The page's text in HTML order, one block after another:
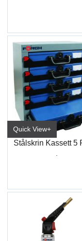
Quick View+
Stålskrin Kassett 5